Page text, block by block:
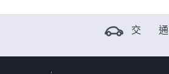
交 通